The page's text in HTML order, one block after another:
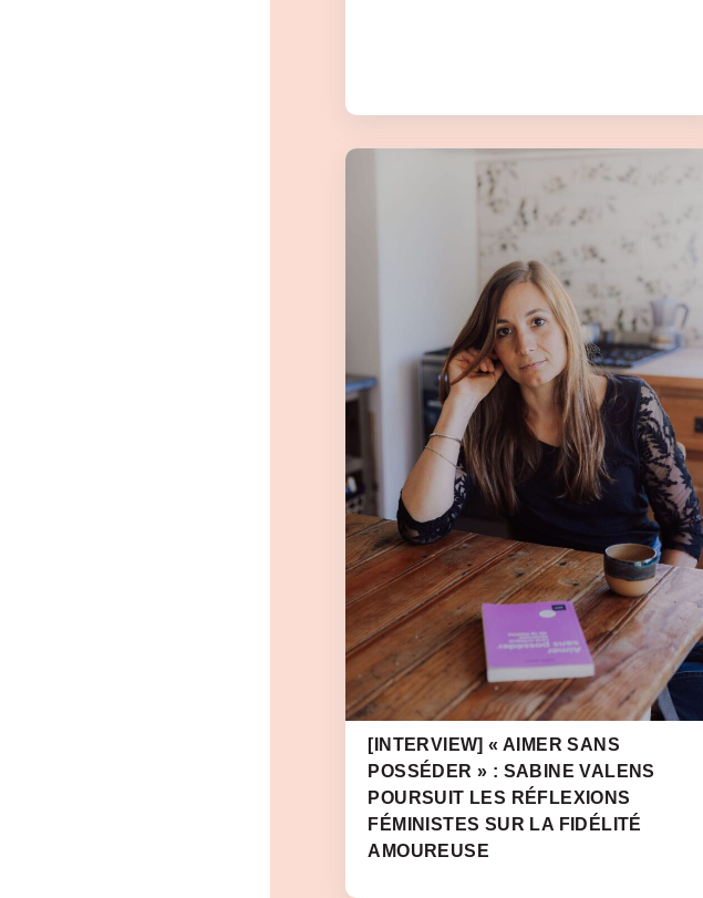
[INTERVIEW] « AIMER SANS
POSSÉDER » : SABINE VALENS
POURSUIT LES RÉFLEXIONS
FÉMINISTES SUR LA FIDÉLITÉ
AMOUREUSE